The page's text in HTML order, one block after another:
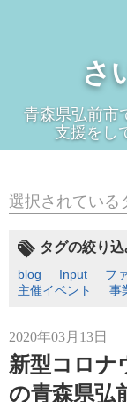
さ
青森県弘前市
支援をし
選択されている
タグの絞り込
blog Input フ
主催イベント
事
2020年03月13日
新型コロナ
の青森県弘